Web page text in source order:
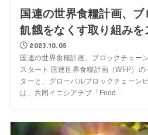
国連の世界食糧計画、
飢餓をなくす取り組みを
2023.10.05
国連の世界食糧計画、ブロックチェー
スタート 国連世界食糧計画（WFP）
ターと、グローバルブロックチェーン
は、共同イニシアチブ「Food ...